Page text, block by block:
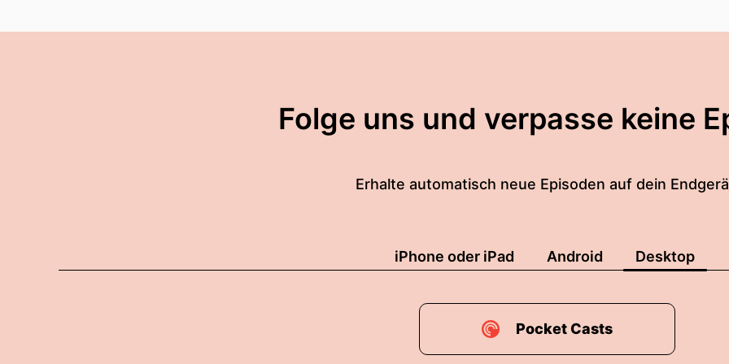
Folge uns und verpasse keine
Erhalte automatisch neue Episoden auf dein
iPhone oder iPad Android Desktop
Pocket Casts